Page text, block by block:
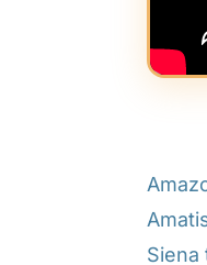
Siena